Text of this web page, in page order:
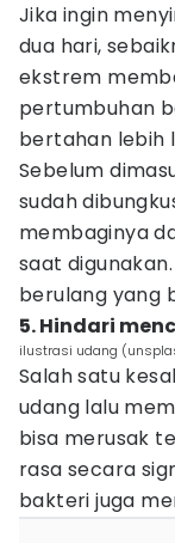
Jika ingin
dua hari,
ekstrem
pertumbuhan
bertahan lebih
Sebelum
sudah
membaginya
saat
berulang yang
5. Hindari
ilustrasi udang
Salah satu
udang lalu
bisa merusak
rasa secara
bakteri juga